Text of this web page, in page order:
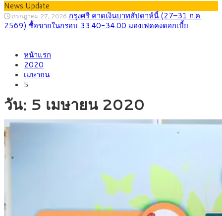
News Update
กรกฎาคม 27, 2026 กรุงศรี คาดเงินบาทสัปดาห์นี้ (27–31 ก.ค.
2569) ซื้อขายในกรอบ 33.40-34.00 มองเฟดคงดอกเบี้ย
หน้ารถไฟฟ้าสงขลา โมโนเรล 12.54 กม. เชื่อมเมืองหาดใหญ่
สิงหาคม 4, 2026
รายหัวเพียง 2,618 บาท เสนอทบทวนจัดสรรงบให้สอดคล้องภาระ
งานจริง
สิงหาคม 3, 2026 กรุงศรี คาดเงินบาทสัปดาห์นี้ซื้อขายในกรอบ
“เอกนิติ” เปิดเครื่องยนต์เศรษฐกิจใหม่ของไทย
เดินหน้า 5 ยุทธศาสตร์ รื้อโครงสร้างเศรษฐกิจ ดันไทยโตเต็ม
ศักยภาพ
ภัยเงียบใกล้ตัวเด็ก LSD “แสตมป์เมา” ยาเสพ
ติดลายการ์ตูน กรมศุลกากร เตือนผู้ปกครองเฝ้าระวัง หลังยึดล็อต
หน้าแรก
2020
เมษายน
5
วัน: 5 เมษายน 2020